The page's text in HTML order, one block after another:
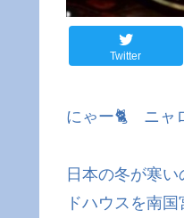
Twitter
にゃー🐈 ニャ
日本の冬が寒
ドハウスを南